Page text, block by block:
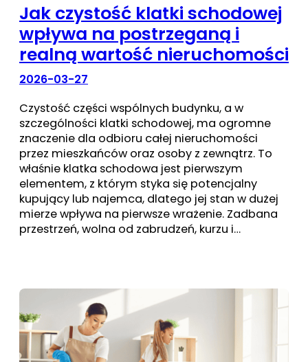
Jak czystość klatki schodowej
wpływa na postrzeganą i
realną wartość nieruchomości
2026-03-27
Czystość części wspólnych budynku, a w
szczególności klatki schodowej, ma ogromne
znaczenie dla odbioru całej nieruchomości
przez mieszkańców oraz osoby z zewnątrz. To
właśnie klatka schodowa jest pierwszym
elementem, z którym styka się potencjalny
kupujący lub najemca, dlatego jej stan w dużej
mierze wpływa na pierwsze wrażenie. Zadbana
przestrzeń, wolna od zabrudzeń, kurzu i…